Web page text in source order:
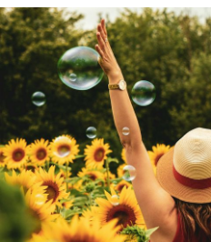
vượng